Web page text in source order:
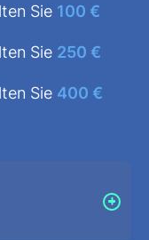
Sie 100 €
Sie 250 €
Sie 400 €